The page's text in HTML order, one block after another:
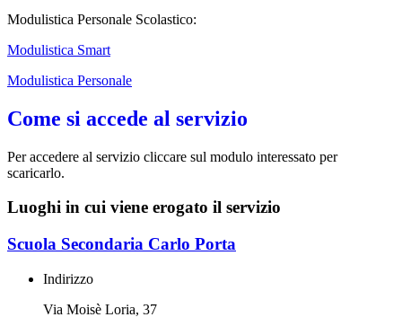
Modulistica Personale Scolastico:
Modulistica Smart
Modulistica Personale
Come si accede al servizio
Per accedere al servizio cliccare sul modulo interessato per
scaricarlo.
Luoghi in cui viene erogato il servizio
Scuola Secondaria Carlo Porta
Indirizzo
Via Moisè Loria, 37